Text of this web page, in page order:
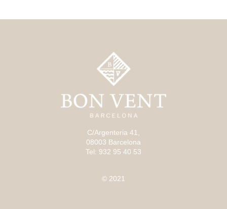
C/Argenteria 41,
08003 Barcelona
Tel: 932 95 40 53
© 2021